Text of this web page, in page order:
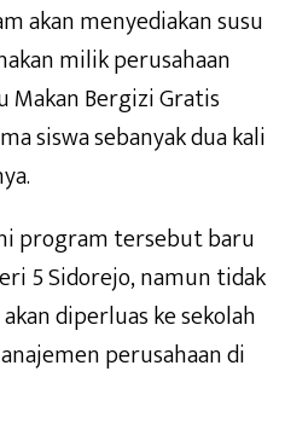
akan menyediakan susu
milik perusahaan
Makan Bergizi Gratis
siswa sebanyak dua kali
program tersebut baru
5 Sidorejo, namun tidak
diperluas ke sekolah
perusahaan di